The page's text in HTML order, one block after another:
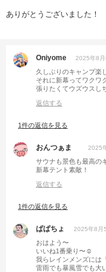
ありがとうございました！
Oniyome 2025年8月
久しぶりのキャンプ楽
それに新幕ってワクワ
張りたくてウズウスし
返信する
1件の返信を見る
おんつぁま 2025
サウナも景色も最高の
新幕テント素敵！
返信する
1件の返信を見る
ぱぱちょ 2025年8月
おはよう〜
いいね1番乗り〜☺️
我らレインメンズには
雷雨でも暴風雪でも大